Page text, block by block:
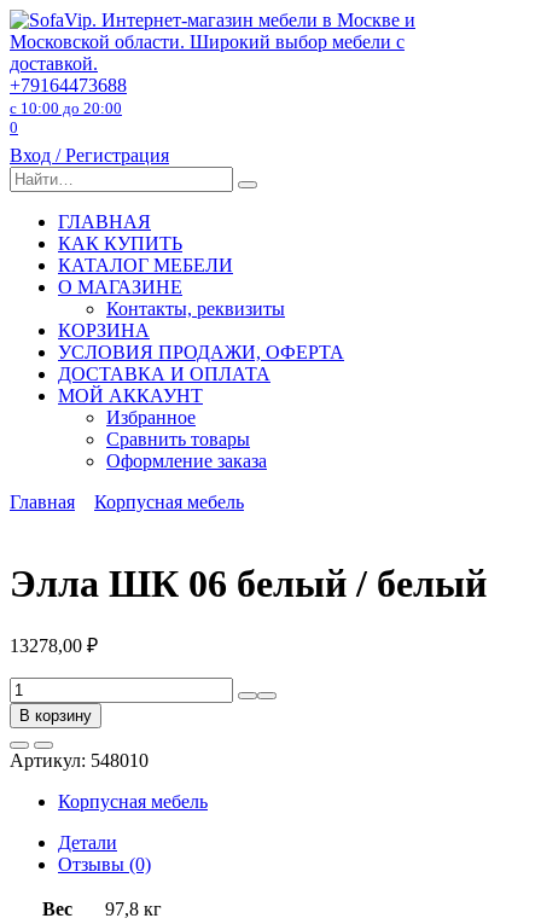
Перейти
к
содержанию
+79164473688
с 10:00 до 20:00
0
Вход / Регистрация
Search
for:
ГЛАВНАЯ
КАК КУПИТЬ
КАТАЛОГ МЕБЕЛИ
О МАГАЗИНЕ
Контакты, реквизиты
КОРЗИНА
УСЛОВИЯ ПРОДАЖИ, ОФЕРТА
ДОСТАВКА И ОПЛАТА
МОЙ АККАУНТ
Избранное
Сравнить товары
Оформление заказа
Главная
Корпусная мебель
Элла ШК 06 белый / белый
13278,00 ₽
Количество
товара
Элла
ШК
06
белый
белый
В корзину
Артикул: 548010
Корпусная мебель
Детали
Отзывы (0)
Вес
97,8 кг